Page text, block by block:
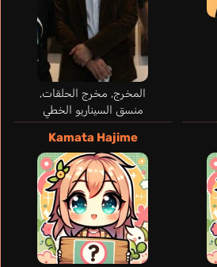
المخرج, مخرج الحلقات,
منسق السيناريو الخطي
Kamata Hajime
Ebina Father